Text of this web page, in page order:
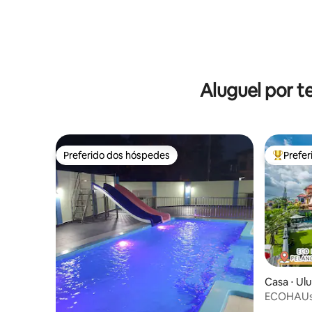
Aluguel por
Preferido dos hóspedes
Preferido dos hóspedes Entre
Casa ⋅